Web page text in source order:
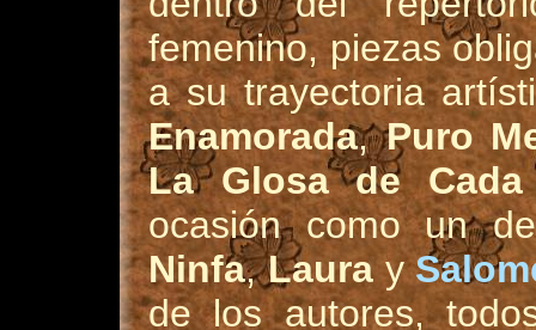
femenino, piezas
a su trayectoria
Enamorada,Puro
La Glosa de Cada
ocasión como un
Ninfa,Lauray
de los autores,